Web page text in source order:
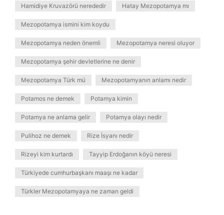
Hamidiye Kruvazörü nerededir Hatay Mezopotamya mı
Mezopotamya ismini kim koydu
Mezopotamya neden önemli Mezopotamya neresi oluyor
Mezopotamya şehir devletlerine ne denir
Mezopotamya Türk mü Mezopotamyanın anlamı nedir
Potamos ne demek Potamya kimin
Potamya ne anlama gelir Potamya olayı nedir
Pulihoz ne demek Rize İsyanı nedir
Rizeyi kim kurtardı Tayyip Erdoğanın köyü neresi
Türkiyede cumhurbaşkanı maaşı ne kadar
Türkler Mezopotamyaya ne zaman geldi